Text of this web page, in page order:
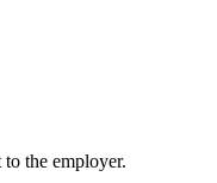
the employer.